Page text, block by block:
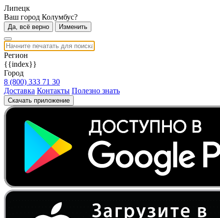
Липецк
Ваш город Колумбус?
Да, всё верно Изменить
Регион
{{index}}
Город
8 (800) 333 71 30
Доставка Контакты Полезно знать
Скачать приложение